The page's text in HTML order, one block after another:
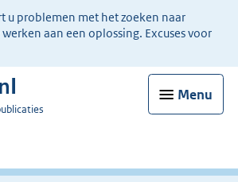
u problemen met het zoeken naar
aan een oplossing. Excuses voor
Menu